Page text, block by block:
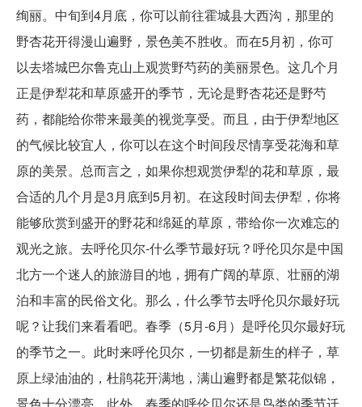
绚丽。中旬到4月底，你可以前往霍城县大西沟，那里的
野杏花开得漫山遍野，景色美不胜收。而在5月初，你可
以去塔城巴尔鲁克山上观赏野芍药的美丽景色。这几个月
正是伊犁花和草原盛开的季节，无论是野杏花还是野芍
药，都能给你带来最美的视觉享受。而且，由于伊犁地区
的气候比较宜人，你可以在这个时间段尽情享受花海和草
原的美景。总而言之，如果你想观赏伊犁的花和草原，最
合适的几个月是3月底到5月初。在这段时间去伊犁，你将
能够欣赏到盛开的野花和绵延的草原，带给你一次难忘的
观光之旅。去呼伦贝尔-什么季节最好玩？呼伦贝尔是中国
北方一个迷人的旅游目的地，拥有广阔的草原、壮丽的湖
泊和丰富的民俗文化。那么，什么季节去呼伦贝尔最好玩
呢？让我们来看看吧。春季（5月-6月）是呼伦贝尔最好玩
的季节之一。此时来呼伦贝尔，一切都是新生的样子，草
原上绿油油的，杜鹃花开满地，满山遍野都是繁花似锦，